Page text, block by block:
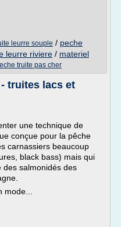
leurre souple / peche
leurre riviere / materiel
truite pas cher
truites lacs et
une technique de
conçue pour la pêche
carnassiers beaucoup
black bass) mais qui
des salmonidés des